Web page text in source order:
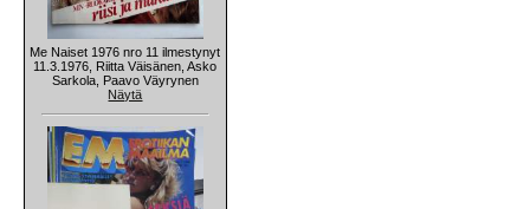
Me Naiset 1976 nro 11 ilmestynyt
11.3.1976, Riitta Väisänen, Asko
Sarkola, Paavo Väyrynen
Näytä